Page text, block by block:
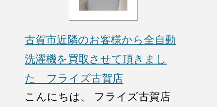
古賀市近隣のお客様から全自動
洗濯機を買取させて頂きまし
た フライズ古賀店
こんにちは、 フライズ古賀店